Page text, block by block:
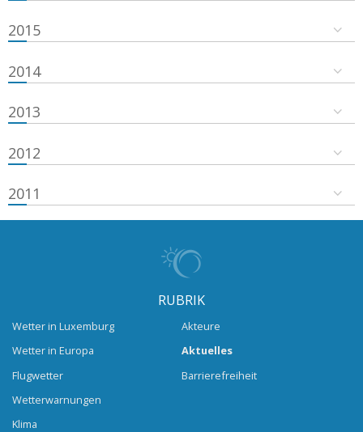
2015
2014
2013
2012
2011
RUBRIK
Wetter in Luxemburg
Wetter in Europa
Flugwetter
Wetterwarnungen
Klima
Akteure
Aktuelles
Barrierefreiheit